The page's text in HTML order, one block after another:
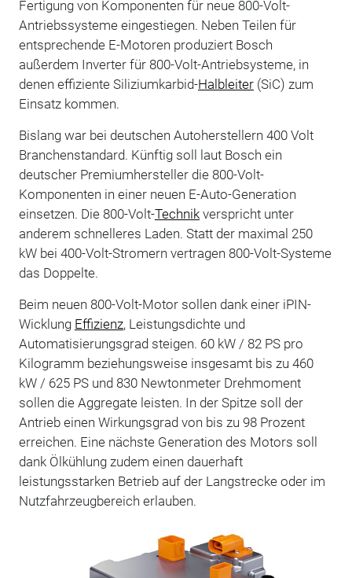
Fertigung von Komponenten für neue 800-Volt-
Antriebssysteme eingestiegen. Neben Teilen für
entsprechende E-Motoren produziert Bosch
außerdem Inverter für 800-Volt-Antriebsysteme, in
denen effiziente Siliziumkarbid-Halbleiter(SiC) zum
Einsatz kommen.
Bislang war bei deutschen Autoherstellern 400 Volt
Branchenstandard. Künftig soll laut Bosch ein
deutscher Premiumhersteller die 800-Volt-
Komponenten in einer neuen E-Auto-Generation
einsetzen. Die 800-Volt-Technikverspricht unter
anderem schnelleres Laden. Statt der maximal 250
kW bei 400-Volt-Stromern vertragen 800-Volt-Systeme
das Doppelte.
Beim neuen 800-Volt-Motor sollen dank einer iPIN-
Wicklung Effizienz, Leistungsdichte und
Automatisierungsgrad steigen. 60 kW / 82 PS pro
Kilogramm beziehungsweise insgesamt bis zu 460
kW / 625 PS und 830 Newtonmeter Drehmoment
sollen die Aggregate leisten. In der Spitze soll der
Antrieb einen Wirkungsgrad von bis zu 98 Prozent
erreichen. Eine nächste Generation des Motors soll
dank Ölkühlung zudem einen dauerhaft
leistungsstarken Betrieb auf der Langstrecke oder im
Nutzfahrzeugbereich erlauben.